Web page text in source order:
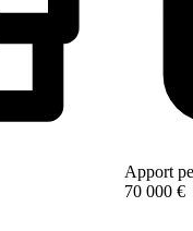
Apport
70 000 €